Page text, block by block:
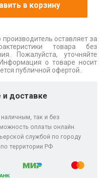
в корзину
оставляет за
товара без
Пожалуйста, уточняйте
о товаре носит
публичной офертой.
и доставке
так и без
оплаты онлайн.
службой по городу
территории РФ